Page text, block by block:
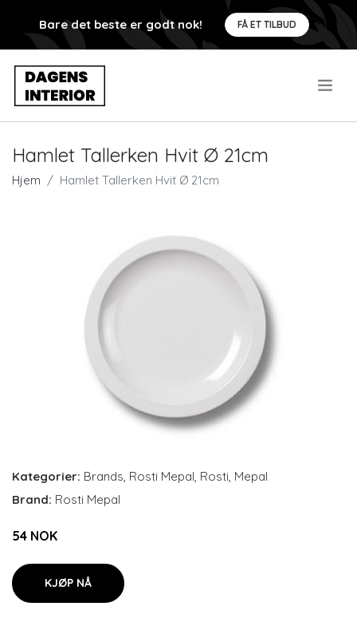
Bare det beste er godt nok! FÅ ET TILBUD
Hamlet Tallerken Hvit Ø 21cm
Hjem Hamlet Tallerken Hvit Ø 21cm
Kategorier: Brands, Rosti Mepal, Rosti, Mepal
Brand: Rosti Mepal
54 NOK
KJØP NÅ